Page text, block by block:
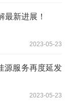
最新进展！
2023-05-23
源服务再度延发
2023-05-23